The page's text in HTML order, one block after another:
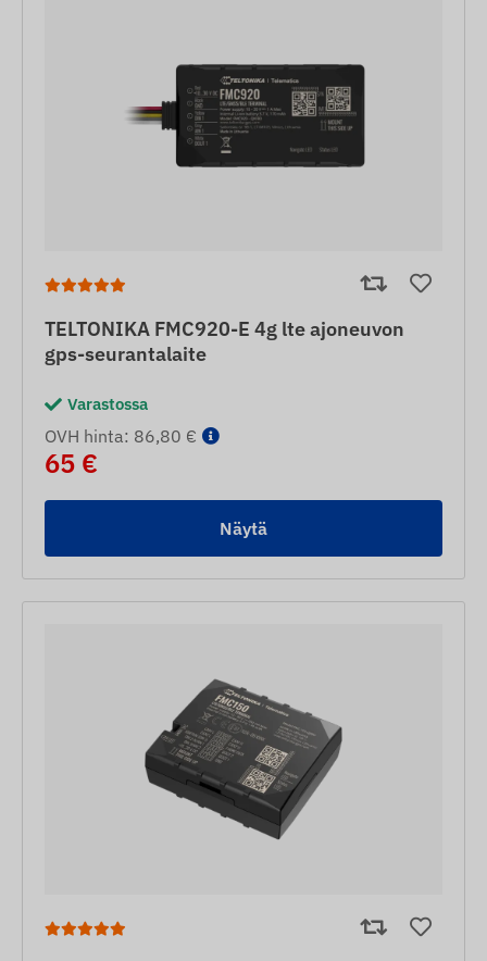
TELTONIKA FMC920-E 4g lte ajoneuvon
gps-seurantalaite
Varastossa
OVH hinta: 86,80 €
65 €
Näytä